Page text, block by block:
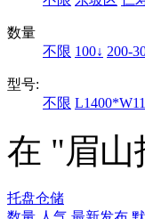
数量
不限 100↓ 200-
型号:
不限
在 "眉山
托盘仓储